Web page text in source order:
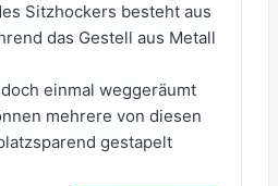
Sitzhockers besteht aus
das Gestell aus Metall
einmal weggeräumt
mehrere von diesen
gestapelt